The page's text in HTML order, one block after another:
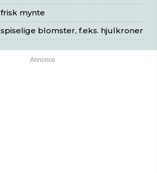
frisk mynte
spiselige blomster, f.eks. hjulkroner